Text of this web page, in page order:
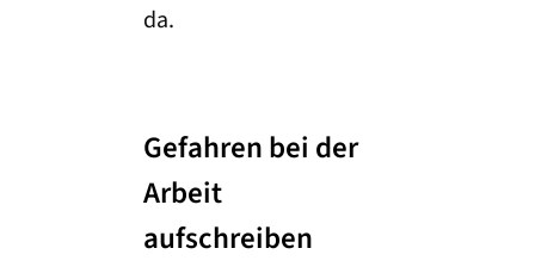
da.
Gefahren bei der
Arbeit
aufschreiben